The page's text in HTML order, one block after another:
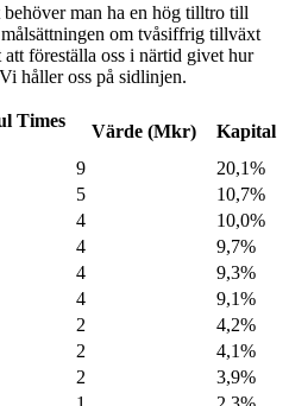
man ha en hög tilltro till
om tvåsiffrig tillväxt
föreställa oss i närtid givet hur
håller oss på sidlinjen.
Times
Värde (Mkr)
Kapital
9
20,1%
5
10,7%
4
10,0%
4
9,7%
4
9,3%
4
9,1%
2
4,2%
2
4,1%
2
3,9%